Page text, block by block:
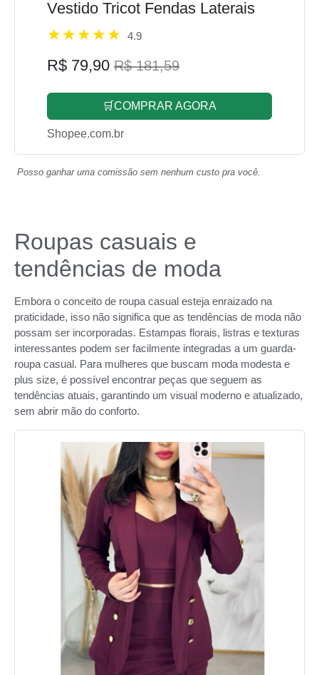
Vestido Tricot Fendas Laterais
4.9
R$ 79,90 R$ 181,59
🛒COMPRAR AGORA
Shopee.com.br
Posso ganhar uma comissão sem nenhum custo pra você.
Roupas casuais e
tendências de moda
Embora o conceito de roupa casual esteja enraizado na
praticidade, isso não significa que as tendências de moda não
possam ser incorporadas. Estampas florais, listras e texturas
interessantes podem ser facilmente integradas a um guarda-
roupa casual. Para mulheres que buscam moda modesta e
plus size, é possível encontrar peças que seguem as
tendências atuais, garantindo um visual moderno e atualizado,
sem abrir mão do conforto.